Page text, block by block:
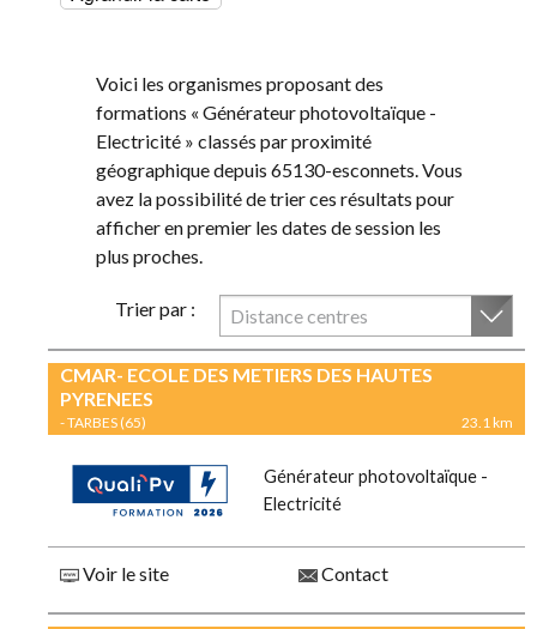
Voici les organismes proposant des
formations « Générateur photovoltaïque -
Electricité » classés par proximité
géographique depuis 65130-esconnets. Vous
avez la possibilité de trier ces résultats pour
afficher en premier les dates de session les
plus proches.
Trier par : Distance centres
CMAR- ECOLE DES METIERS DES HAUTES
PYRENEES
- TARBES (65) 23.1 km
Générateur photovoltaïque -
Electricité
Voir le site Contact